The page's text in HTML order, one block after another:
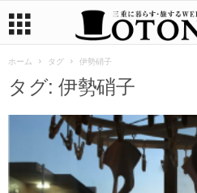
ホーム タグ 伊勢硝子
タグ: 伊勢硝子